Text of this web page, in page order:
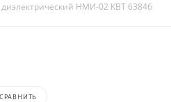
НМИ-02 КВТ 63846
СРАВНИТЬ